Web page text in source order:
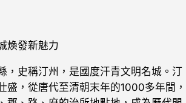
煥發新魅力
，史稱汀州，是國度汗青文明名城。汀
盛，從唐代至清朝末年的1000多年間，